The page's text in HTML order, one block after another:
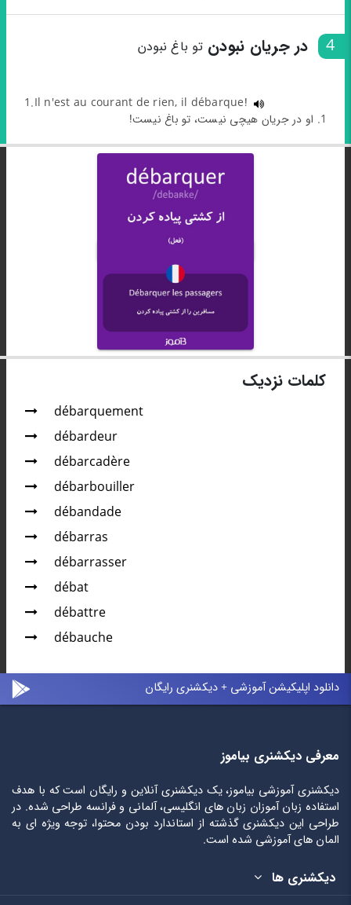
4 در جریان نبودنتو باغ نبودن
1.Il n'est au courant de rien, il débarque!
1. او در جریان هیچی نیست، تو باغ نیست!
کلمات نزدیک
débarquement
débardeur
débarcadère
débarbouiller
débandade
débarras
débarrasser
débat
débattre
débauche
دانلود اپلیکیشن آموزشی + دیکشنری رایگان
معرفی دیکشنری بیاموز
دیکشنری آموزشی بیاموز، یک دیکشنری آنلاین و رایگان است که با هدف
استفاده زبان آموزان زبان های انگلیسی، آلمانی و فرانسه طراحی شده. در
طراحی این دیکشنری گذشته از استاندارد بودن محتوا، توجه ویژه ای به
المان های آموزشی شده است.
دیکشنری ها